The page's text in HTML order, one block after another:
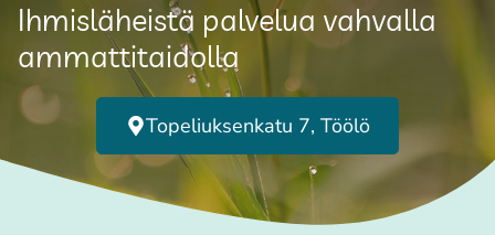
Ihmisläheistä palvelua vahvalla
ammattitaidolla
Topeliuksenkatu 7, Töölö